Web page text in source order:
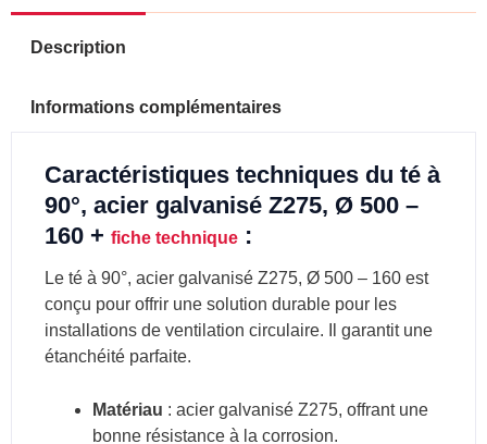
Description
Informations complémentaires
Caractéristiques techniques du té à
90°, acier galvanisé Z275, Ø 500 –
160 + fiche technique :
Le té à 90°, acier galvanisé Z275, Ø 500 – 160 est
conçu pour offrir une solution durable pour les
installations de ventilation circulaire. Il garantit une
étanchéité parfaite.
Matériau : acier galvanisé Z275, offrant une
bonne résistance à la corrosion.